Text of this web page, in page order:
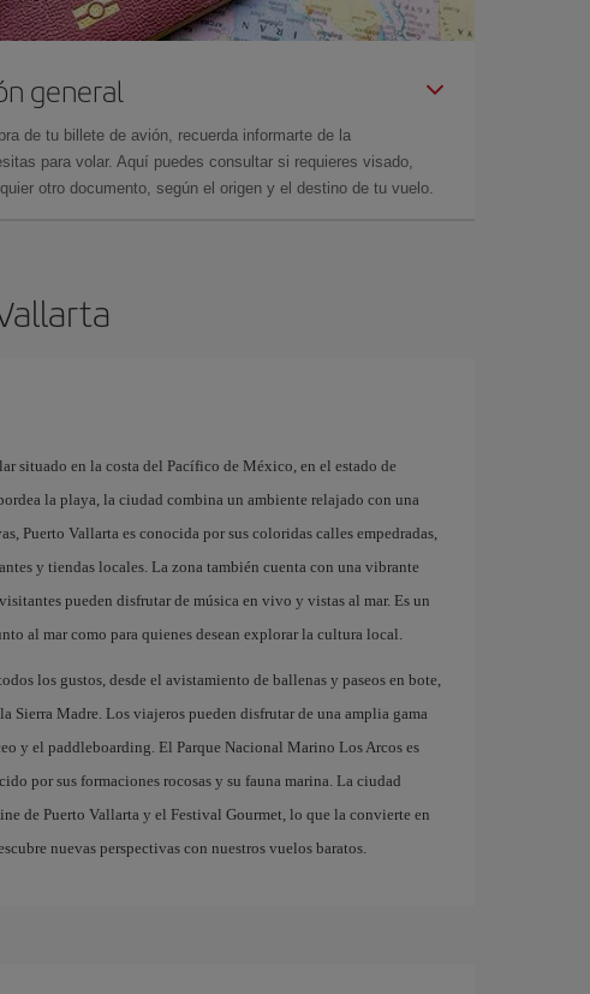
general
de tu billete de avión, recuerda informarte de la
para volar. Aquí puedes consultar si requieres visado,
otro documento, según el origen y el destino de tu vuelo.
situado en la costa del Pacífico de México, en el estado de
la playa, la ciudad combina un ambiente relajado con una
Puerto Vallarta es conocida por sus coloridas calles empedradas,
y tiendas locales. La zona también cuenta con una vibrante
pueden disfrutar de música en vivo y vistas al mar. Es un
al mar como para quienes desean explorar la cultura local.
los gustos, desde el avistamiento de ballenas y paseos en bote,
Sierra Madre. Los viajeros pueden disfrutar de una amplia gama
y el paddleboarding. El Parque Nacional Marino Los Arcos es
por sus formaciones rocosas y su fauna marina. La ciudad
de Puerto Vallarta y el Festival Gourmet, lo que la convierte en
nuevas perspectivas con nuestros vuelos baratos.